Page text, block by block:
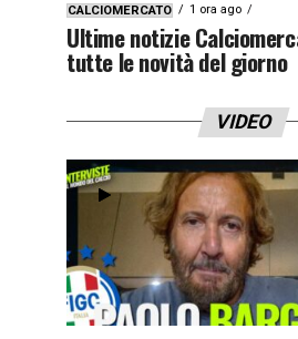
CALCIOMERCATO 1 ora ago
Ultime notizie
tutte le novità del giorno
VIDEO